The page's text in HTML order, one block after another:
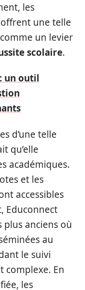
les
une telle
un levier
scolaire.
un outil
d’une telle
qu’elle
académiques.
et les
accessibles
Educonnect
plus anciens où
au
le suivi
complexe. En
les